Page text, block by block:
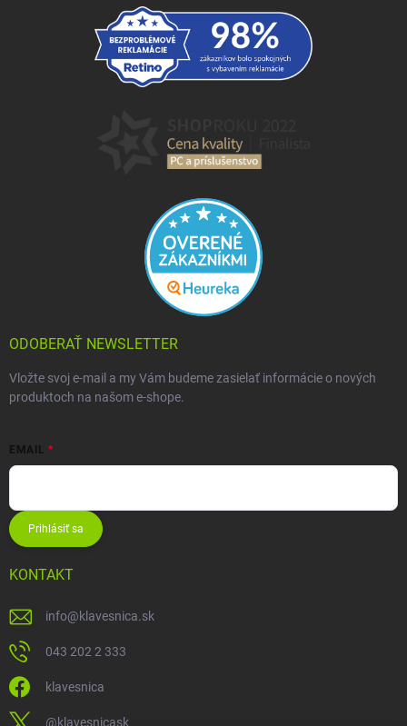
ODOBERAŤ NEWSLETTER
Vložte svoj e-mail a my Vám budeme zasielať informácie o nových
produktoch na našom e-shope.
EMAIL
Prihlásiť sa
KONTAKT
info@klavesnica.sk
043 202 2 333
klavesnica
@klavesnicask